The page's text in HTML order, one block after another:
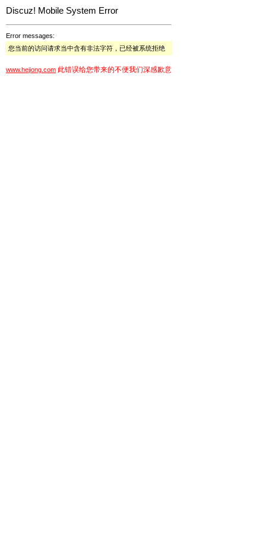
Discuz! Mobile System Error
Error messages:
您当前的访问请求当中含有非法字符，已经被系统拒绝
www.hejiong.com 此错误给您带来的不便我们深感歉意